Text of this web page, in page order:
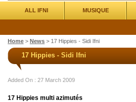
ALL IFNI MUSIQUE
Home > News > 17 Hippies - Sidi Ifni
17 Hippies - Sidi Ifni
Added On : 27 March 2009
17 Hippies multi azimutés